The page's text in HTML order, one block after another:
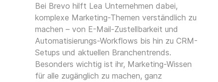
Bei Brevo hilft Lea Unternehmen dabei,
komplexe Marketing-Themen verständlich zu
machen – von E-Mail-Zustellbarkeit und
Automatisierungs-Workflows bis hin zu CRM-
Setups und aktuellen Branchentrends.
Besonders wichtig ist ihr, Marketing-Wissen
für alle zugänglich zu machen, ganz